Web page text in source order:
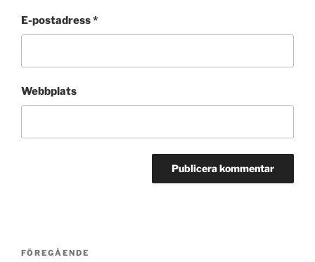
E-postadress*
Webbplats
Inläggsnavigering
Föregående
FÖREGÅENDE